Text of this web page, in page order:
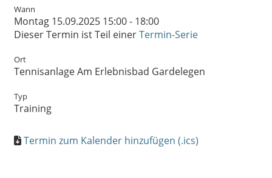
Wann
Montag 15.09.2025 15:00 - 18:00
Dieser Termin ist Teil einerTermin-Serie
Ort
Tennisanlage Am Erlebnisbad Gardelegen
Typ
Training
Termin zum Kalender hinzufügen (.ics)